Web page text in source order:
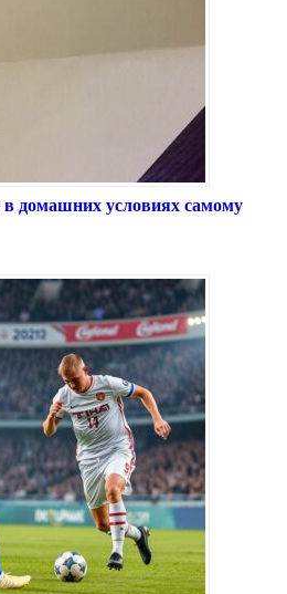
домашних условиях самому